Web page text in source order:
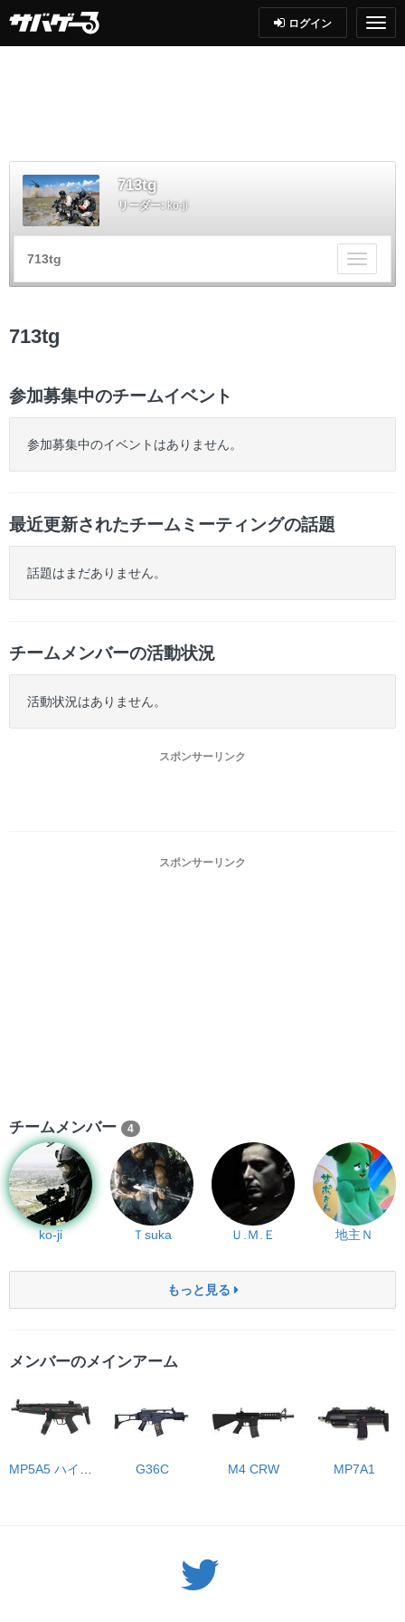
ログイン
713tg
リーダー: ko-ji
チ
ー
713tg
713tg
参加募集中のチームイベント
参加募集中のイベントはありません。
最近更新されたチームミーティングの話題
話題はまだありません。
チームメンバーの活動状況
活動状況はありません。
スポンサーリンク
スポンサーリンク
チームメンバー 4
ko-ji Ｔsuka Ｕ.Ｍ.Ｅ 地主Ｎ
もっと見る
メンバーのメインアーム
G36C M4 CRW MP7A1